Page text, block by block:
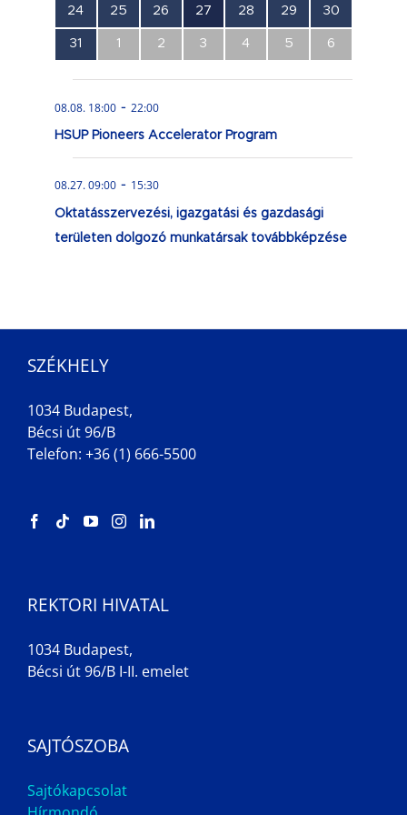
0
esemény,
24
0
esemény,
25
0
esemény,
26
1
esemény,
27
0
esemény,
28
0
esemény,
29
0
esemény,
30
0
esemény,
31
0
esemény,
1
0
esemény,
2
0
esemény,
3
0
esemény,
4
0
esemény,
5
0
esemény,
6
08.08. 18:00 - 22:00
HSUP Pioneers Accelerator Program
08.27. 09:00 - 15:30
Oktatásszervezési, igazgatási és gazdasági
területen dolgozó munkatársak továbbképzése
SZÉKHELY
1034 Budapest,
Bécsi út 96/B
Telefon: +36 (1) 666-5500
REKTORI HIVATAL
1034 Budapest,
Bécsi út 96/B I-II. emelet
SAJTÓSZOBA
Sajtókapcsolat